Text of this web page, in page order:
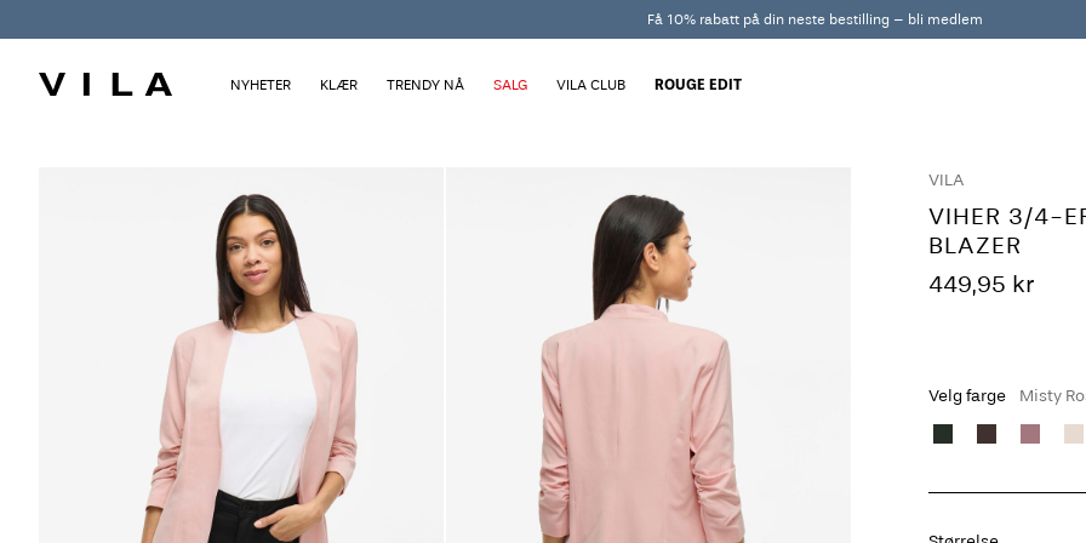
Få 10% rabatt på din neste bestilling – bli medlem
NYHETER KLÆR TRENDY NÅ SALG VILA CLUB ROUGE EDIT
VILA
VIHER 3/4-
BLAZER
449,95 kr
Velg farge Misty